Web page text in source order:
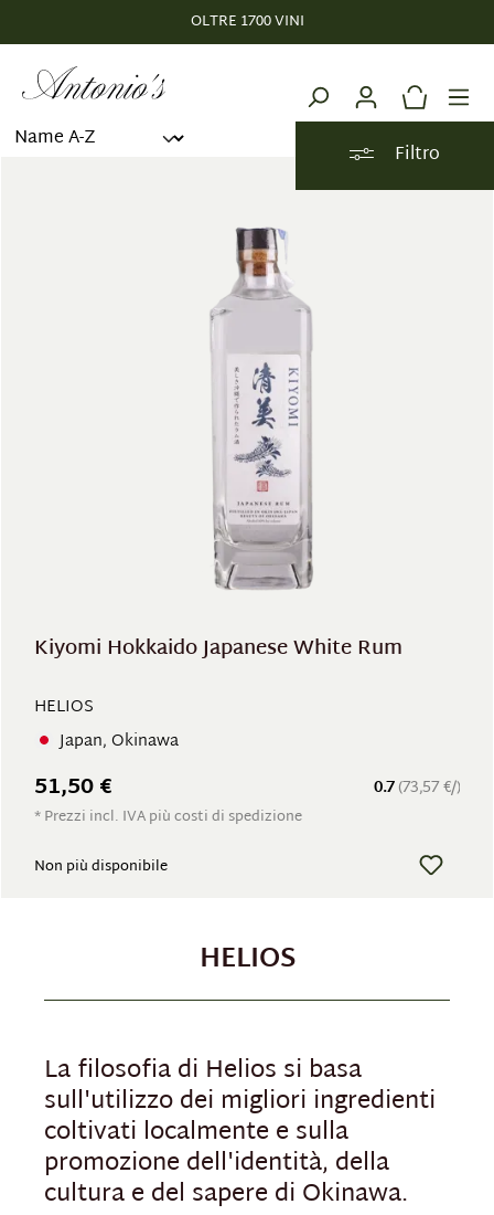
OLTRE 1700 VINI
Filtro
Kiyomi Hokkaido Japanese White Rum
HELIOS
Japan, Okinawa
0.7(73,57 €/)
51,50 €
* Prezzi incl. IVA più costi di spedizione
Non più disponibile
HELIOS
La filosofia di Helios si basa
sull'utilizzo dei migliori ingredienti
coltivati localmente e sulla
promozione dell'identità, della
cultura e del sapere di Okinawa.